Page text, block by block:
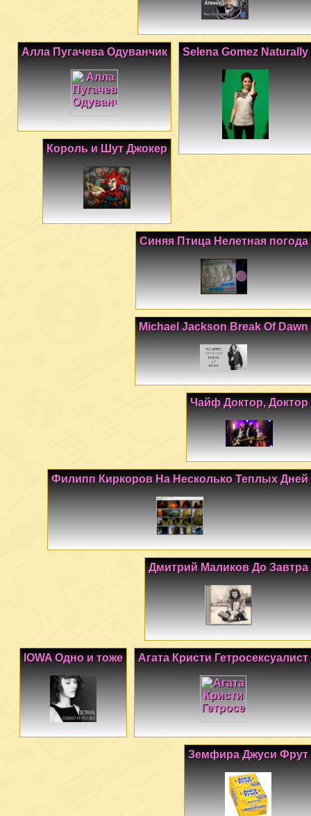
Selena Gomez Naturally
Алла Пугачева Одуванчик
Король и Шут Джокер
Синяя Птица Нелетная погода
Michael Jackson Break Of Dawn
Чайф Доктор, Доктор
Филипп Киркоров На Несколько Теплых Дней
Дмитрий Маликов До Завтра
Агата Кристи Гетросексуалист
IOWA Одно и тоже
Земфира Джуси Фрут